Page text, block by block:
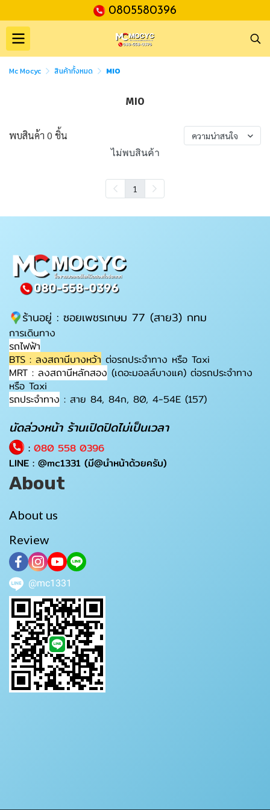
0805580396
Mc Mocyc สินค้าทั้งหมด MIO
MIO
พบสินค้า 0 ชิ้น ความน่าสนใจ
ไม่พบสินค้า
1
ร้านอยู่ : ซอยเพชรเกษม 77 (สาย3) กทม
การเดินทาง
รถไฟฟ้า
BTS : ลงสถานีบางหว้า ต่อรถประจำทาง หรือ Taxi
MRT : ลงสถานีหลักสอง (เดอะมอลล์บางแค) ต่อรถประจำทาง
หรือ Taxi
รถประจำทาง : สาย 84, 84ก, 80, 4-54E (157)
นัดล่วงหน้า ร้านเปิดปิดไม่เป็นเวลา
: 080 558 0396
LINE : @mc1331 (มี@นำหน้าด้วยครับ)
About
About us
Review
@mc1331